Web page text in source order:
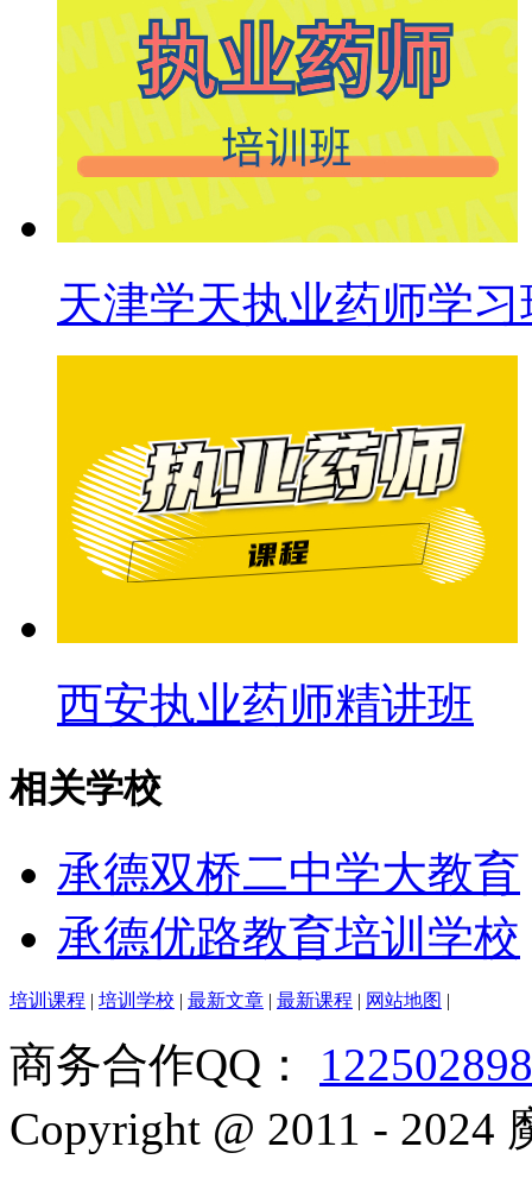
天津学天执业药师学习
西安执业药师精讲班
相关学校
承德双桥二中学大教育
承德优路教育培训学校
培训课程 | 培训学校 | 最新文章 | 最新课程 | 网站地图 |
商务合作QQ：
Copyright @ 2011 - 2024